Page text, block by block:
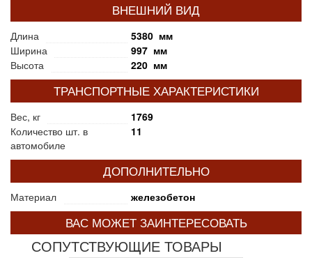
ВНЕШНИЙ ВИД
Длина
5380 мм
Ширина
997 мм
Высота
220 мм
ТРАНСПОРТНЫЕ ХАРАКТЕРИСТИКИ
Вес, кг
1769
Количество шт. в
автомобиле
11
ДОПОЛНИТЕЛЬНО
Материал железобетон
ВАС МОЖЕТ ЗАИНТЕРЕСОВАТЬ
СОПУТСТВУЮЩИЕ ТОВАРЫ